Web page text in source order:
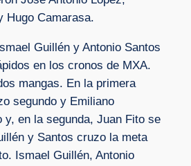
Hugo Camarasa.
Guillén y Antonio Santos
en los cronos de MXA.
mangas. En la primera
segundo y Emiliano
y, en la segunda, Juan Fito se
y Santos cruzo la meta
Ismael Guillén, Antonio